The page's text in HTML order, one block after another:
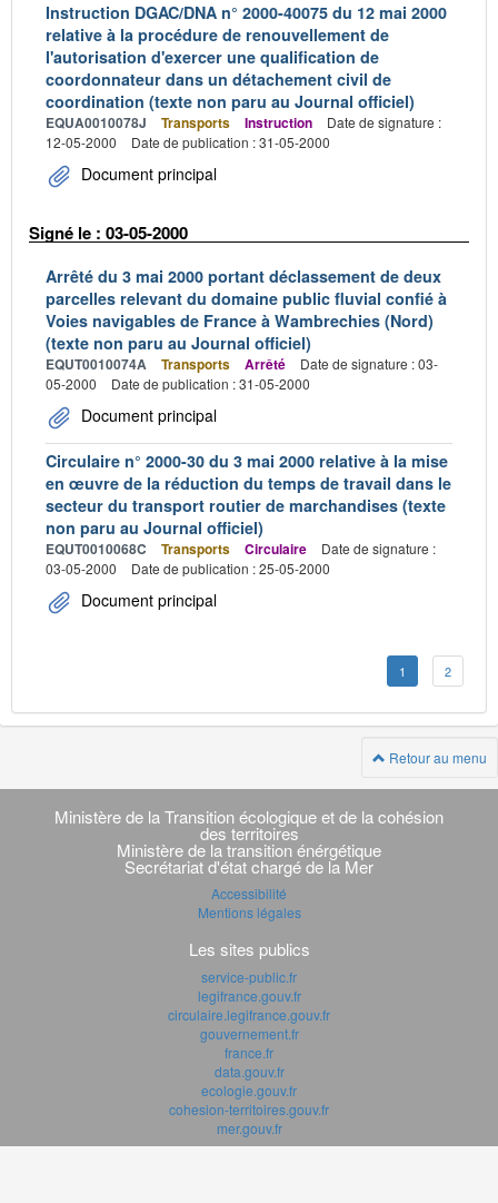
Instruction DGAC/DNA n° 2000-40075 du 12 mai 2000
relative à la procédure de renouvellement de
l'autorisation d'exercer une qualification de
coordonnateur dans un détachement civil de
coordination (texte non paru au Journal officiel)
EQUA0010078J Transports Instruction
Date de signature :
12-05-2000
Date de publication : 31-05-2000
Document principal
Signé le : 03-05-2000
Arrêté du 3 mai 2000 portant déclassement de deux
parcelles relevant du domaine public fluvial confié à
Voies navigables de France à Wambrechies (Nord)
(texte non paru au Journal officiel)
EQUT0010074A Transports Arrêté
Date de signature : 03-
05-2000
Date de publication : 31-05-2000
Document principal
Circulaire n° 2000-30 du 3 mai 2000 relative à la mise
en œuvre de la réduction du temps de travail dans le
secteur du transport routier de marchandises (texte
non paru au Journal officiel)
EQUT0010068C Transports Circulaire
Date de signature :
03-05-2000
Date de publication : 25-05-2000
Document principal
1 2
Retour au menu
Navigation
transverse
Ministère de la Transition écologique et de la cohésion
des territoires
Ministère de la transition énérgétique
Secrétariat d'état chargé de la Mer
Accessibilité
Mentions légales
Les sites publics
service-public.fr
legifrance.gouv.fr
circulaire.legifrance.gouv.fr
gouvernement.fr
france.fr
data.gouv.fr
ecologie.gouv.fr
cohesion-territoires.gouv.fr
mer.gouv.fr